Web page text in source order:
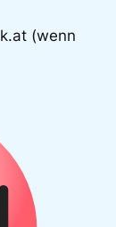
(wenn